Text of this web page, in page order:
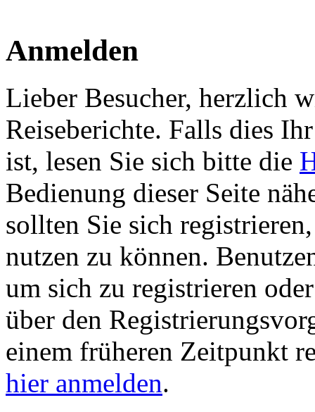
Anmelden
Lieber Besucher, herzlich
Reiseberichte. Falls dies
ist, lesen Sie sich bitte die
Bedienung dieser Seite
sollten Sie sich
nutzen zu können.
um sich zu registrieren
über den
einem früheren Zeitpunkt
hier anmelden.